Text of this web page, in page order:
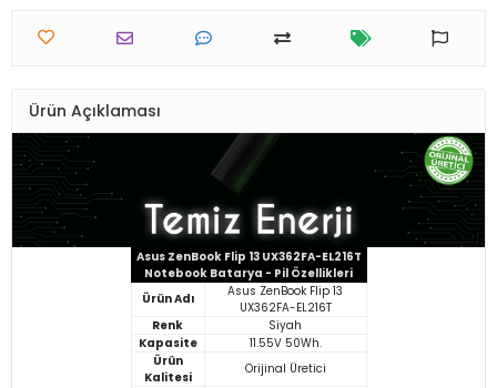
Ürün Açıklaması
Asus ZenBook Flip 13 UX362FA-EL216T
Notebook Batarya - Pil Özellikleri
Ürün Adı
Asus ZenBook Flip 13
UX362FA-EL216T
Renk
Siyah
Kapasite
11.55V 50Wh.
Ürün
Kalitesi
Orijinal Üretici